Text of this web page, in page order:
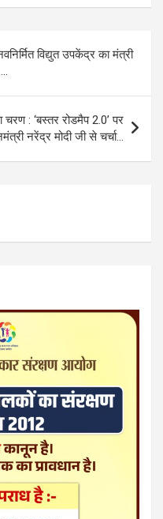
ail py
n
k
ar
विद्युत उपकेंद्र का मंत्री
: ‘बस्तर रोडमैप 2.0’ पर
नरेंद्र मोदी जी से चर्चा…